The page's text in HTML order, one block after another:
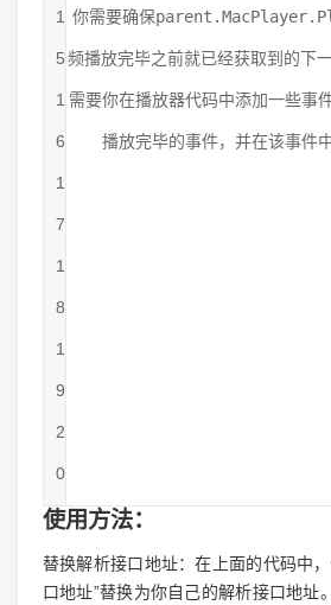
1
5
1
6
1
7
1
8
1
9
2
0
你需要确保
频播放完毕之前就已经获取到的下
需要你在播放器代码中添加一些事
播放完毕的事件，并在该事件
使用方法：
替换解析接口地址：在上面的代码中
口地址”替换为你自己的解析接口地址